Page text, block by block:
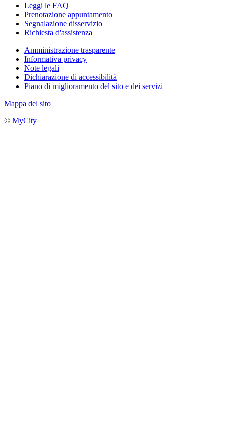
Leggi le FAQ
Prenotazione appuntamento
Segnalazione disservizio
Richiesta d'assistenza
Amministrazione trasparente
Informativa privacy
Note legali
Dichiarazione di accessibilità
Piano di miglioramento del sito e dei servizi
Mappa del sito
© MyCity